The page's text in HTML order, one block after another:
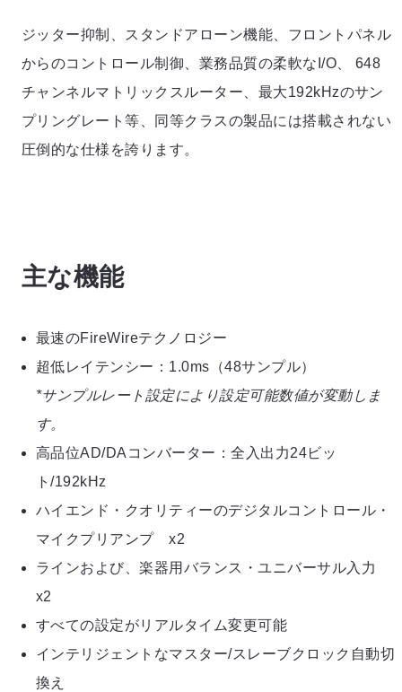
ジッター抑制、スタンドアローン機能、フロントパネル
からのコントロール制御、業務品質の柔軟なI/O、 648
チャンネルマトリックスルーター、最大192kHzのサン
プリングレート等、同等クラスの製品には搭載されない
圧倒的な仕様を誇ります。
主な機能
最速のFireWireテクノロジー
超低レイテンシー：1.0ms（48サンプル）
*サンプルレート設定により設定可能数値が変動しま
す。
高品位AD/DAコンバーター：全入出力24ビッ
ト/192kHz
ハイエンド・クオリティーのデジタルコントロール・
マイクプリアンプ x2
ラインおよび、楽器用バランス・ユニバーサル入力
x2
すべての設定がリアルタイム変更可能
インテリジェントなマスター/スレーブクロック自動切
換え